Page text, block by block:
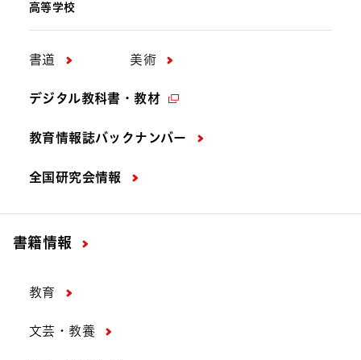
高等学校
書道 美術
デジタル教科書・教材
教育情報誌バックナンバー
全国研究会情報
書籍情報
教育
文芸・教養